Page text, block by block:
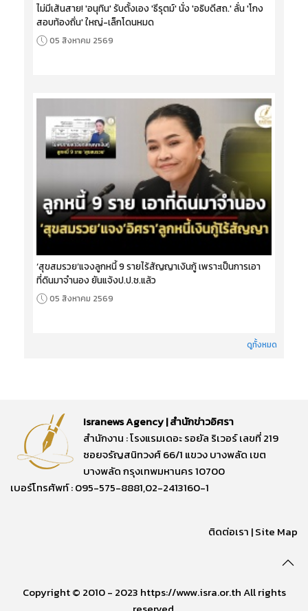
ไม่มีเส้นสาย! 'อนุทิน' รับตั้งเอง 'ธีรุตม์' นั่ง 'อธิบดีสถ.' ลั่น 'โกง
สอบท้องถิ่น' ใหญ่-เล็กโดนหมด
05 สิงหาคม 2569
‘สุขสมรวย’แจงลูกหนี้ 9 รายไร้สัญญาเงินกู้ เพราะเป็นการเอา
ที่ดินมาจำนอง ยันแจ้งป.ป.ช.แล้ว
05 สิงหาคม 2569
ดูทั้งหมด
Isranews Agency | สำนักข่าวอิศรา
สำนักงาน : โรงแรมเดอะ รอยัล ริเวอร์ เลขที่ 219
ซอยจรัญสนิทวงศ์ 66/1 แขวง บางพลัด เขต
บางพลัด กรุงเทพมหานคร 10700
เบอร์โทรศัพท์ : 095-575-8881,02-2413160-1
ติดต่อเรา |Site Map
Copyright © 2010 - 2023 https://www.isra.or.th All rights